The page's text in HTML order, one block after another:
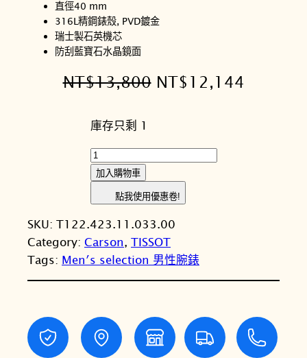
直徑40 mm
316L精鋼錶殼, PVD鍍金
瑞士製石英機芯
防刮藍寶石水晶鏡面
NT$13,800 原
格
：
N
T
$
,
8
NT$ 12,144
,
1
庫存只剩 1
T
S
O
T
天
梭
a
r
加入購物車
點我使用優惠卷!
SKU: T122.423.11.033.00
Category: Carson, TISSOT
Tags: Men′s selection 男性腕錶